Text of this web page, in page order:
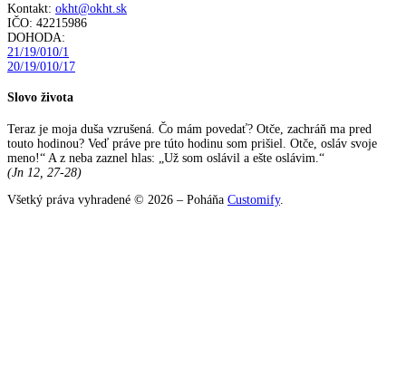
Kontakt: okht@okht.sk
IČO: 42215986
DOHODA:
21/19/010/1
20/19/010/17
Slovo života
Teraz je moja duša vzrušená. Čo mám povedať? Otče, zachráň ma pred
touto hodinou? Veď práve pre túto hodinu som prišiel. Otče, osláv svoje
meno!“ A z neba zaznel hlas: „Už som oslávil a ešte oslávim.“
(Jn 12, 27-28)
Všetký práva vyhradené © 2026 – Poháňa Customify.